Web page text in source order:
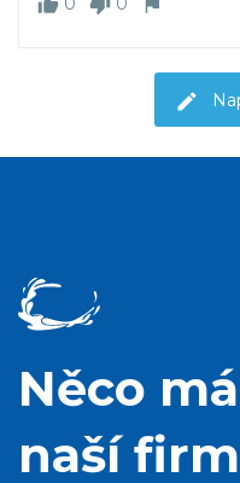
Něco
naší